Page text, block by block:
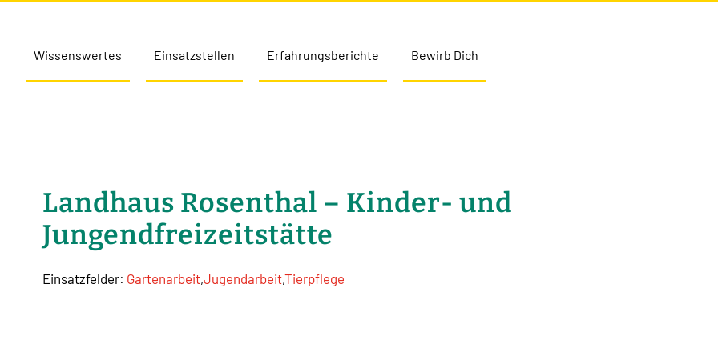
Wissenswertes Einsatzstellen Erfahrungsberichte Bewirb Dich
Landhaus Rosenthal – Kinder- und
Jungendfreizeitstätte
Einsatzfelder: Gartenarbeit,Jugendarbeit,Tierpflege